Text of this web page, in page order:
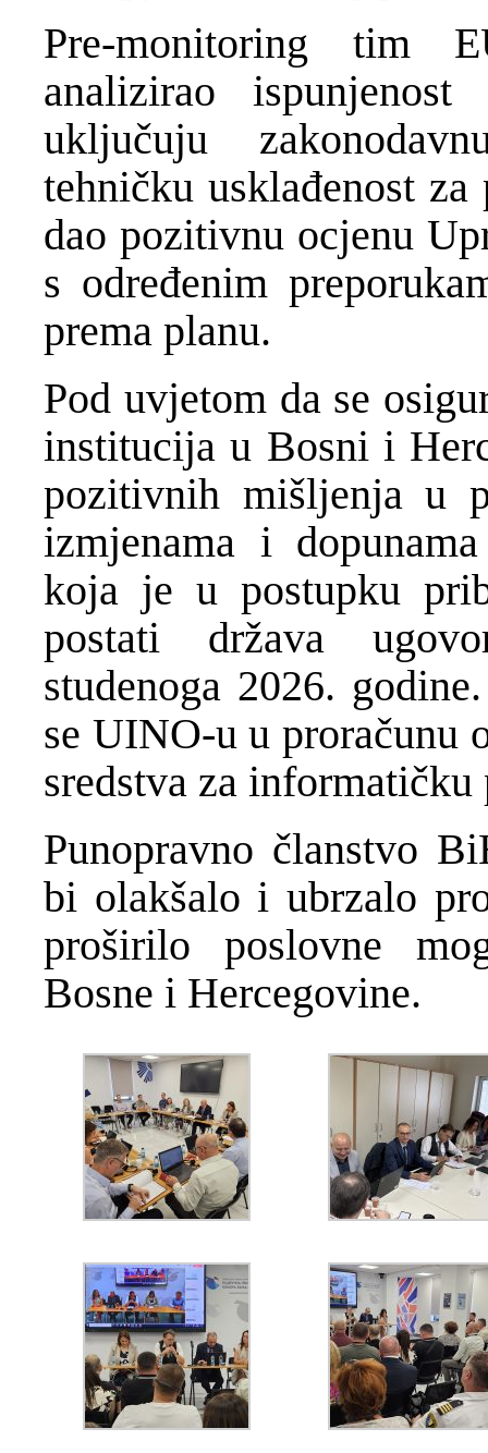
Pre-monitoring tim
analizirao
uključuju
tehničku usklađenost za
dao pozitivnu ocjenu
s određenim
prema planu.
Pod uvjetom da se
institucija u Bosni i
pozitivnih mišljenja u
izmjenama i
koja je u postupku
postati država
studenoga 2026.
se UINO-u u proračunu
sredstva za informatičku
Punopravno članstvo
bi olakšalo i ubrzalo
proširilo poslovne
Bosne i Hercegovine.